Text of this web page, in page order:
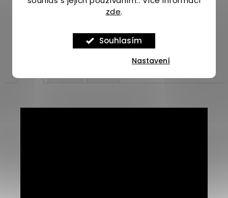
zde.
Souhlasím
Nastavení
Široký výběr více než 1000 produktů